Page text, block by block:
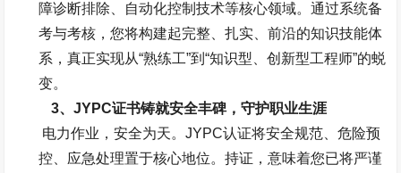
障诊断排除、自动化控制技术等核心领域。通过系统备
考与考核，您将构建起完整、扎实、前沿的知识技能体
系，真正实现从“熟练工”到“知识型、创新型工程师”的蜕
变。
3、 JYPC证书铸就安全丰碑，守护职业生涯
电力作业，安全为天。JYPC认证将安全规范、危险预
控、应急处理置于核心地位。持证，意味着您已将严谨